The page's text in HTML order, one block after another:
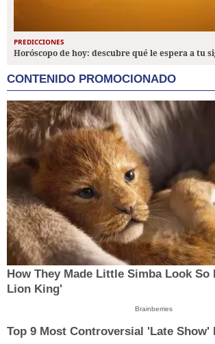
PREDICCIONES
Horóscopo de hoy: descubre qué le espera a tu
CONTENIDO PROMOCIONADO
How They Made Little Simba Look
Lion King'
Brainberries
Top 9 Most Controversial 'Late Show'